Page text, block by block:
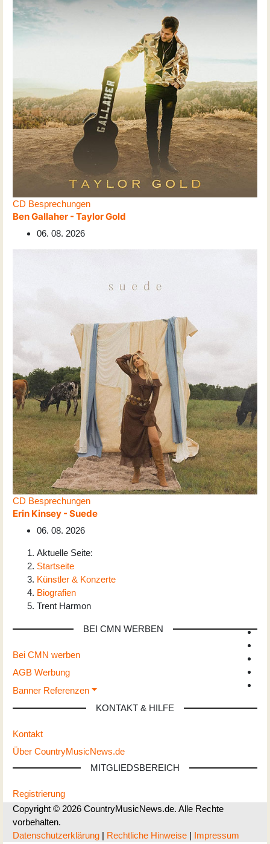
CD Besprechungen
Ben Gallaher - Taylor Gold
06. 08. 2026
CD Besprechungen
Erin Kinsey - Suede
06. 08. 2026
Aktuelle Seite:
Startseite
Künstler & Konzerte
Biografien
Trent Harmon
BEI CMN WERBEN
Bei CMN werben
AGB Werbung
Banner Referenzen
KONTAKT & HILFE
Kontakt
Über CountryMusicNews.de
MITGLIEDSBEREICH
Registrierung
Copyright © 2026 CountryMusicNews.de. Alle Rechte
vorbehalten.
Datenschutzerklärung | Rechtliche Hinweise | Impressum